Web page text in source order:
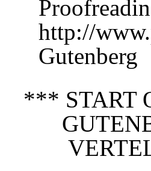
http://
Gutenberg
*** START